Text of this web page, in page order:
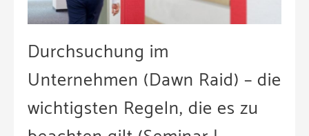
Durchsuchung im
Unternehmen (Dawn Raid) – die
wichtigsten Regeln, die es zu